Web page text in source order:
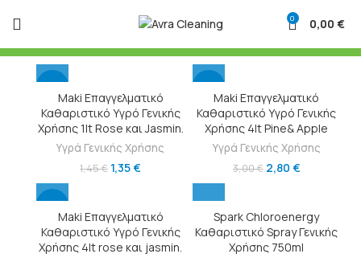
0 0,00 €
Maki Επαγγελματικό
Καθαριστικό Υγρό Γενικής
Χρήσης 1lt Rose και Jasmin.
Υγρά Γενικής Χρήσης
1,45€ 1,35€
Maki Επαγγελματικό
Καθαριστικό Υγρό Γενικής
Χρήσης 4lt Pine& Apple
Υγρά Γενικής Χρήσης
3,00€ 2,80 €
Maki Επαγγελματικό
Καθαριστικό Υγρό Γενικής
Χρήσης 4lt rose και jasmin.
Spark Chloroenergy
Καθαριστικό Spray Γενικής
Χρήσης 750ml